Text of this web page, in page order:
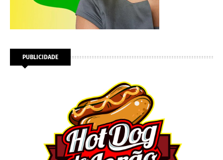
PUBLICIDADE